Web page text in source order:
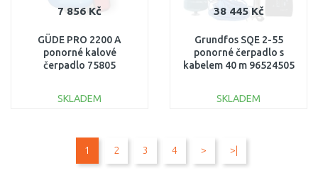
7 856 Kč
GÜDE PRO 2200 A
ponorné kalové
čerpadlo 75805
SKLADEM
Porovnat
38 445 Kč
Grundfos SQE 2-55
ponorné čerpadlo s
kabelem 40 m 96524505
SKLADEM
Porovnat
1 2 3 4 > >|